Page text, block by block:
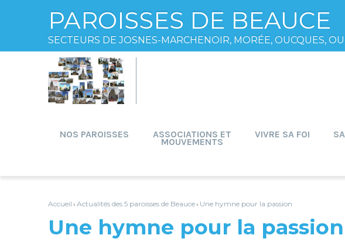
PAROISSES DE BEAUCE
SECTEURS DE JOSNES-MARCHENOIR, MORÉE, OUCQUES,
contenu.
|
Aller
à
la
navigation
personnels
NOS PAROISSES ASSOCIATIONS ET
MOUVEMENTS
VIVRE SA FOI
Accueil › Actualités des 5 paroisses de Beauce› Une hymne pour la passion
Une hymne pour la passion